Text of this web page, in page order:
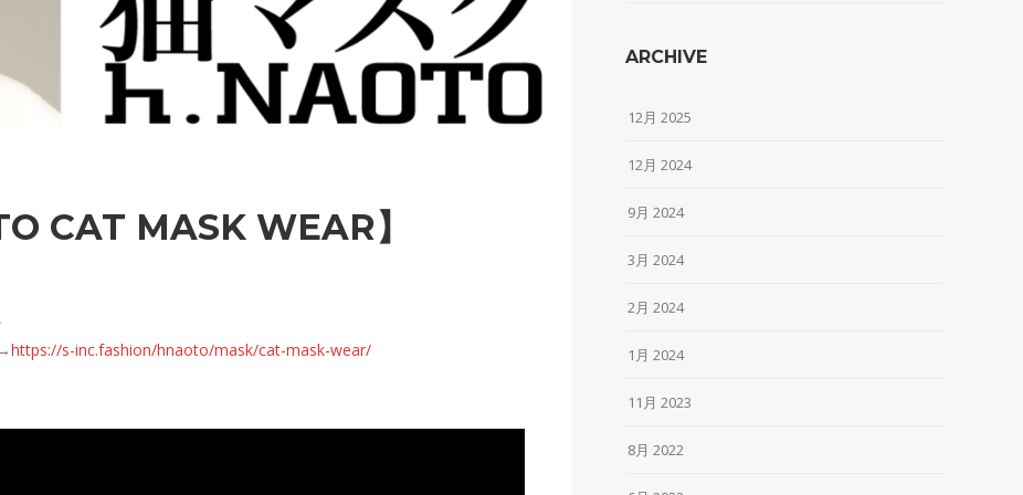
CAT MASK WEAR】
https://s-inc.fashion/hnaoto/mask/cat-mask-wear/
ARCHIVE
12月 2025
12月 2024
9月 2024
3月 2024
2月 2024
1月 2024
11月 2023
8月 2022